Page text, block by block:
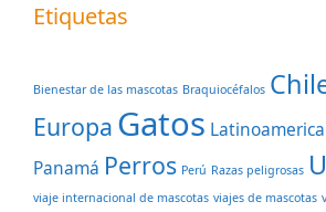
Etiquetas
Bienestar de las mascotas Braquiocéfalos
Europa Gatos Latinoamerica
Panamá Perros Perú Razas peligrosas
viaje internacional de mascotas viajes de mascotas